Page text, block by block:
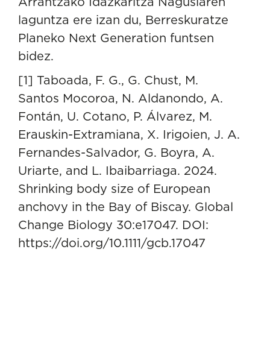
laguntza ere izan du, Berreskuratze
Planeko Next Generation funtsen
bidez.
[1] Taboada, F. G., G. Chust, M.
Santos Mocoroa, N. Aldanondo, A.
Fontán, U. Cotano, P. Álvarez, M.
Erauskin-Extramiana, X. Irigoien, J. A.
Fernandes-Salvador, G. Boyra, A.
Uriarte, and L. Ibaibarriaga. 2024.
Shrinking body size of European
anchovy in the Bay of Biscay. Global
Change Biology 30:e17047. DOI:
https://doi.org/10.1111/gcb.17047